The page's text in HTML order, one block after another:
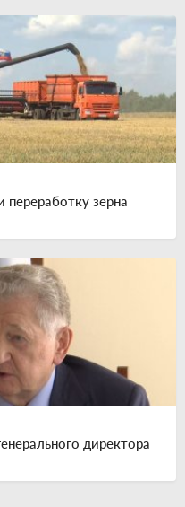
зерна
директора